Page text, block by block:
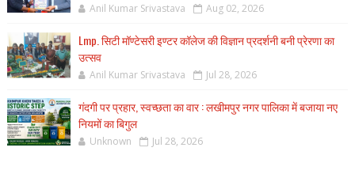
Anil Kumar Srivastava Aug 02, 2026
Lmp. सिटी मॉण्टेसरी इण्टर कॉलेज की विज्ञान प्रदर्शनी बनी प्रेरणा का
उत्सव
Anil Kumar Srivastava Jul 28, 2026
गंदगी पर प्रहार, स्वच्छता का वार : लखीमपुर नगर पालिका में बजाया नए
नियमों का बिगुल
Unknown Jul 28, 2026